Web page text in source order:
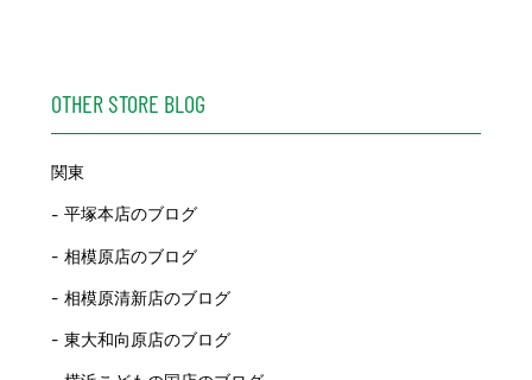
OTHER STORE BLOG
関東
平塚本店のブログ
相模原店のブログ
相模原清新店のブログ
東大和向原店のブログ